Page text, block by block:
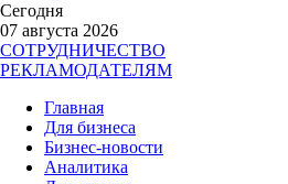
Сегодня
07 августа 2026
СОТРУДНИЧЕСТВО
РЕКЛАМОДАТЕЛЯМ
Главная
Для бизнеса
Бизнес-новости
Аналитика